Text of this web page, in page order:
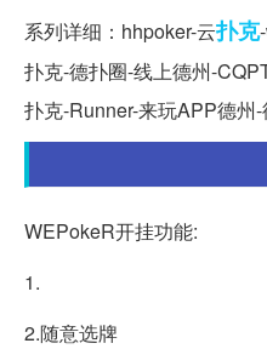
系列详细：hhpoker-云扑克
扑克-德扑圈-线上德州-
扑克-Runner-来玩APP德州-
WEPokeR开挂功能:
1.
2.随意选牌